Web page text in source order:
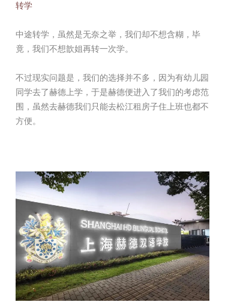
转学
中途转学，虽然是无奈之举，我们却不想含糊，毕
竟，我们不想歆姐再转一次学。
不过现实问题是，我们的选择并不多，因为有幼儿园
同学去了赫德上学，于是赫德便进入了我们的考虑范
围，虽然去赫德我们只能去松江租房子住上班也都不
方便。